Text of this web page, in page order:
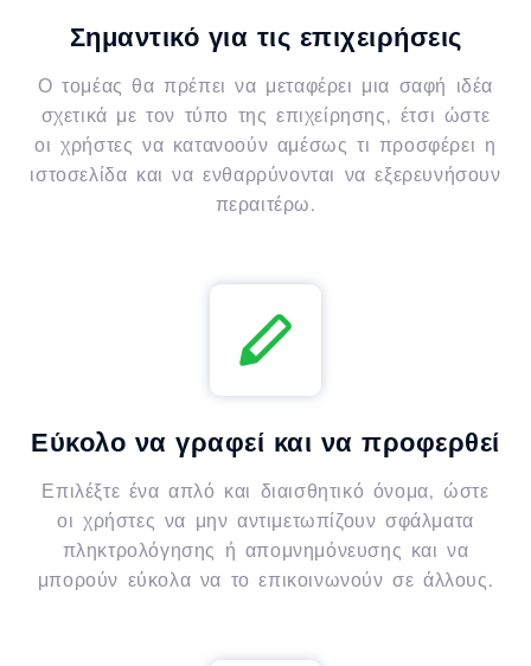
Σημαντικό για τις επιχειρήσεις
Ο τομέας θα πρέπει να μεταφέρει μια σαφή ιδέα
σχετικά με τον τύπο της επιχείρησης, έτσι ώστε
οι χρήστες να κατανοούν αμέσως τι προσφέρει η
ιστοσελίδα και να ενθαρρύνονται να εξερευνήσουν
περαιτέρω.
Εύκολο να γραφεί και να προφερθεί
Επιλέξτε ένα απλό και διαισθητικό όνομα, ώστε
οι χρήστες να μην αντιμετωπίζουν σφάλματα
πληκτρολόγησης ή απομνημόνευσης και να
μπορούν εύκολα να το επικοινωνούν σε άλλους.